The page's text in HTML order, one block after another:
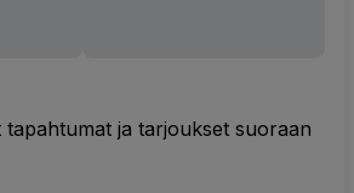
tapahtumat ja tarjoukset suoraan